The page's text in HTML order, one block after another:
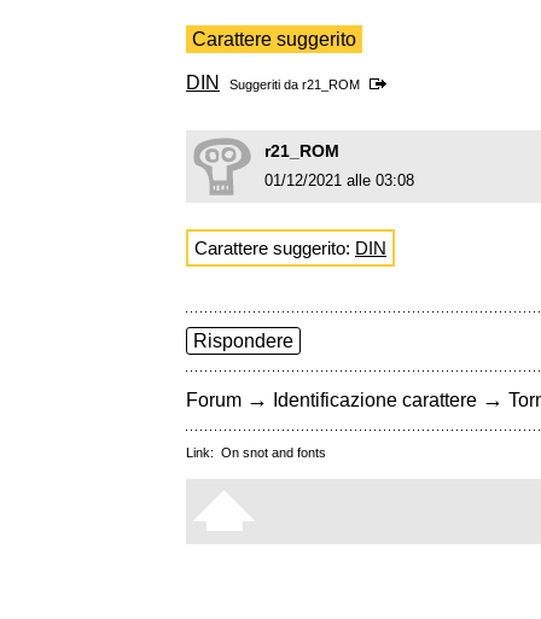
Carattere suggerito
DIN Suggeriti da r21_ROM
r21_ROM
01/12/2021 alle 03:08
Carattere suggerito: DIN
Rispondere
Forum → Identificazione carattere →
Link: On snot and fonts